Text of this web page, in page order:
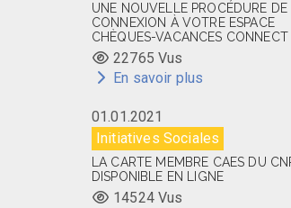
UNE NOUVELLE PROCÉDURE DE
CONNEXION À VOTRE ESPACE
CHÈQUES-VACANCES CONNECT
22765 Vus
En savoir plus
01.01.2021
Initiatives Sociales
LA CARTE MEMBRE CAES DU
DISPONIBLE EN LIGNE
14524 Vus